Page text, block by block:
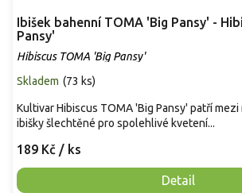
Ibišek bahenní TOMA 'Big Pansy' -
Pansy'
Hibiscus TOMA 'Big Pansy'
Skladem (73 ks)
189 Kč / ks
Detail
Kultivar Hibiscus TOMA 'Big Pansy' patří
ibišky šlechtěné pro spolehlivé kvetení...